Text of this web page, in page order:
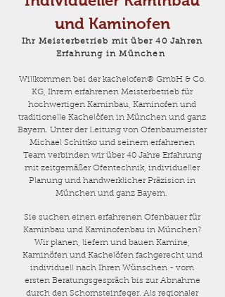
und Kaminofen
Ihr Meisterbetrieb mit über 40 Jahren
Erfahrung in München
Willkommen bei der kachelofen® GmbH & Co.
KG, Ihrem erfahrenen Meisterbetrieb für
hochwertigen Kaminbau, Kaminofen und
traditionelle Kachelöfen in München und ganz
Bayern. Unter der Leitung von Ofenbaumeister
Michael Schittko und seinem erfahrenen
Team verbinden wir über 40 Jahre Erfahrung
mit zeitgemäßer Ofentechnik, individueller
Planung und handwerklicher Präzision in
München und ganz Bayern.
Sie suchen einen erfahrenen Ofenbauer für
Kaminbau und Kaminofenbau in München?
Wir planen, liefern und bauen Kamine,
Kaminöfen und Kachelöfen fachgerecht und
individuell nach Ihren Wünschen - vom
ersten Beratungsgespräch bis zur Abnahme
durch den Schornsteinfeger. Als regionaler